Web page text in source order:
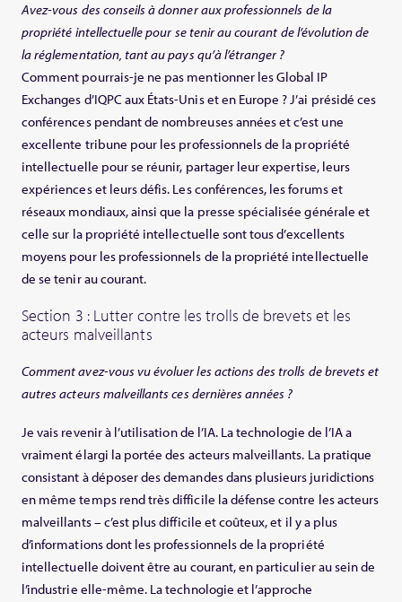
Avez-vous des conseils à donner aux professionnels de la
propriété intellectuelle pour se tenir au courant de l’évolution de
la réglementation, tant au pays qu’à l’étranger ?
Comment pourrais-je ne pas mentionner les Global IP
Exchanges d’IQPC aux États-Unis et en Europe ? J’ai présidé ces
conférences pendant de nombreuses années et c’est une
excellente tribune pour les professionnels de la propriété
intellectuelle pour se réunir, partager leur expertise, leurs
expériences et leurs défis. Les conférences, les forums et
réseaux mondiaux, ainsi que la presse spécialisée générale et
celle sur la propriété intellectuelle sont tous d’excellents
moyens pour les professionnels de la propriété intellectuelle
de se tenir au courant.
Section 3 : Lutter contre les trolls de brevets et les
acteurs malveillants
Comment avez-vous vu évoluer les actions des trolls de brevets et
autres acteurs malveillants ces dernières années ?
Je vais revenir à l’utilisation de l’IA. La technologie de l’IA a
vraiment élargi la portée des acteurs malveillants. La pratique
consistant à déposer des demandes dans plusieurs juridictions
en même temps rend très difficile la défense contre les acteurs
malveillants – c’est plus difficile et coûteux, et il y a plus
d’informations dont les professionnels de la propriété
intellectuelle doivent être au courant, en particulier au sein de
l’industrie elle-même. La technologie et l’approche